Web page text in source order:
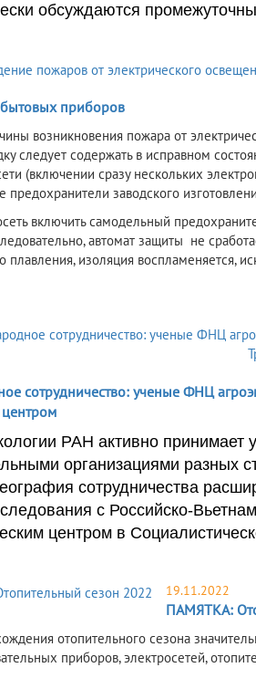
обсуждаются
приборов
возникновения пожара от
следует содержать в исправном
(включении сразу нескольких
предохранители заводского
включить самодельный
автомат защиты не
плавления, изоляция
сотрудничество: ученые ФНЦ
РАН активно принимает
организациями разных
сотрудничества
с Российско-
центром в
19.11.2022
ПАМЯТКА:
отопительного сезона
приборов, электросетей,